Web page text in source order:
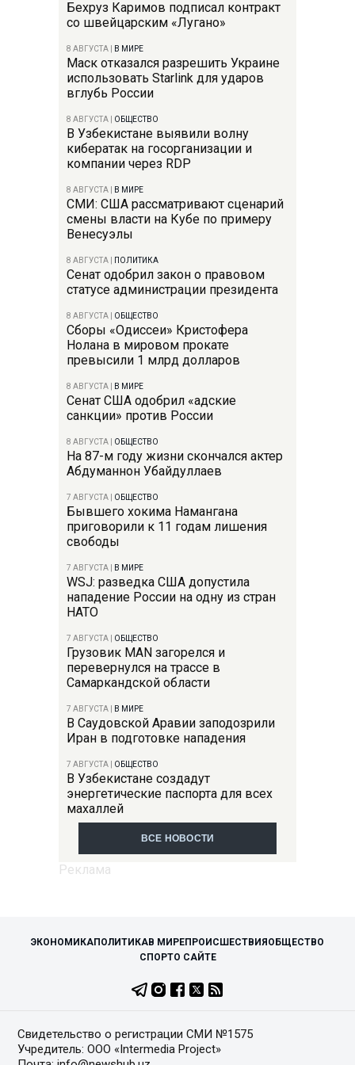
Бехруз Каримов подписал контракт
со швейцарским «Лугано»
8 АВГУСТА В МИРЕ
Маск отказался разрешить Украине
использовать Starlink для ударов
вглубь России
8 АВГУСТА ОБЩЕСТВО
В Узбекистане выявили волну
кибератак на госорганизации и
компании через RDP
8 АВГУСТА В МИРЕ
СМИ: США рассматривают сценарий
смены власти на Кубе по примеру
Венесуэлы
8 АВГУСТА ПОЛИТИКА
Сенат одобрил закон о правовом
статусе администрации президента
8 АВГУСТА ОБЩЕСТВО
Сборы «Одиссеи» Кристофера
Нолана в мировом прокате
превысили 1 млрд долларов
8 АВГУСТА В МИРЕ
Сенат США одобрил «адские
санкции» против России
8 АВГУСТА ОБЩЕСТВО
На 87-м году жизни скончался актер
Абдуманнон Убайдуллаев
7 АВГУСТА ОБЩЕСТВО
Бывшего хокима Намангана
приговорили к 11 годам лишения
свободы
7 АВГУСТА В МИРЕ
WSJ: разведка США допустила
нападение России на одну из стран
НАТО
7 АВГУСТА ОБЩЕСТВО
Грузовик MAN загорелся и
перевернулся на трассе в
Самаркандской области
7 АВГУСТА В МИРЕ
В Саудовской Аравии заподозрили
Иран в подготовке нападения
7 АВГУСТА ОБЩЕСТВО
В Узбекистане создадут
энергетические паспорта для всех
махаллей
ВСЕ НОВОСТИ
ЭКОНОМИКАПОЛИТИКАВ МИРЕПРОИСШЕСТВИЯОБЩЕСТВО
СПОРТО САЙТЕ
Свидетельство о регистрации СМИ №1575
Учредитель: ООО «Intermedia Project»